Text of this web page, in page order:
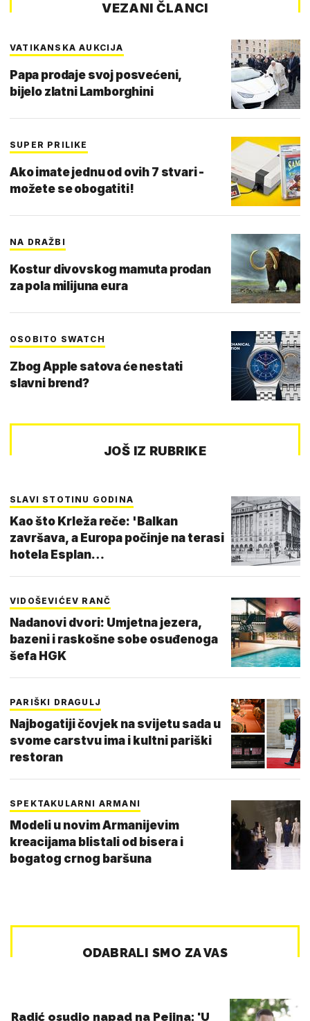
VEZANI ČLANCI
VATIKANSKA AUKCIJA
Papa prodaje svoj posvećeni,
bijelo zlatni Lamborghini
SUPER PRILIKE
Ako imate jednu od ovih 7 stvari -
možete se obogatiti!
NA DRAŽBI
Kostur divovskog mamuta prodan
za pola milijuna eura
OSOBITO SWATCH
Zbog Apple satova će nestati
slavni brend?
JOŠ IZ RUBRIKE
SLAVI STOTINU GODINA
Kao što Krleža reče: 'Balkan
završava, a Europa počinje na terasi
hotela Esplan…
VIDOŠEVIĆEV RANČ
Nadanovi dvori: Umjetna jezera,
bazeni i raskošne sobe osuđenoga
šefa HGK
PARIŠKI DRAGULJ
Najbogatiji čovjek na svijetu sada u
svome carstvu ima i kultni pariški
restoran
SPEKTAKULARNI ARMANI
Modeli u novim Armanijevim
kreacijama blistali od bisera i
bogatog crnog baršuna